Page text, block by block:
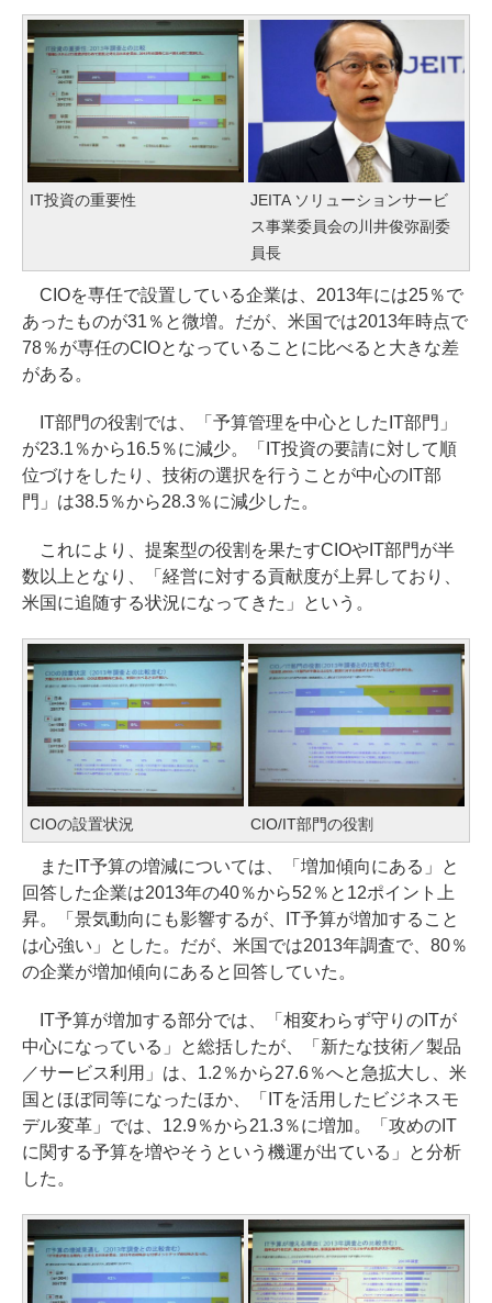
IT投資の重要性
JEITA ソリューションサービ
ス事業委員会の川井俊弥副委
員長
CIOを専任で設置している企業は、2013年には25％で
あったものが31％と微増。だが、米国では2013年時点で
78％が専任のCIOとなっていることに比べると大きな差
がある。
IT部門の役割では、「予算管理を中心としたIT部門」
が23.1％から16.5％に減少。「IT投資の要請に対して順
位づけをしたり、技術の選択を行うことが中心のIT部
門」は38.5％から28.3％に減少した。
これにより、提案型の役割を果たすCIOやIT部門が半
数以上となり、「経営に対する貢献度が上昇しており、
米国に追随する状況になってきた」という。
CIOの設置状況 CIO/IT部門の役割
またIT予算の増減については、「増加傾向にある」と
回答した企業は2013年の40％から52％と12ポイント上
昇。「景気動向にも影響するが、IT予算が増加すること
は心強い」とした。だが、米国では2013年調査で、80％
の企業が増加傾向にあると回答していた。
IT予算が増加する部分では、「相変わらず守りのITが
中心になっている」と総括したが、「新たな技術／製品
／サービス利用」は、1.2％から27.6％へと急拡大し、米
国とほぼ同等になったほか、「ITを活用したビジネスモ
デル変革」では、12.9％から21.3％に増加。「攻めのIT
に関する予算を増やそうという機運が出ている」と分析
した。